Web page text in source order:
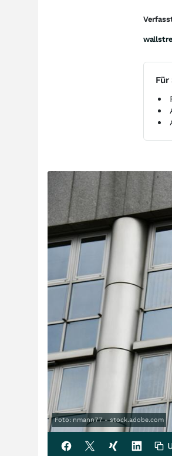
Für
Foto: nmann77 - stock.adobe.com